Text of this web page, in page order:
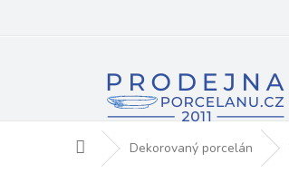
obsah
Domů Dekorovaný porcelán